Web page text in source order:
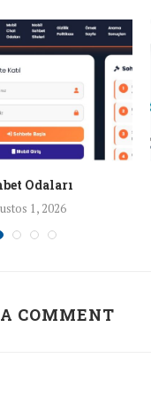
Odaları
1, 2026
COMMENT